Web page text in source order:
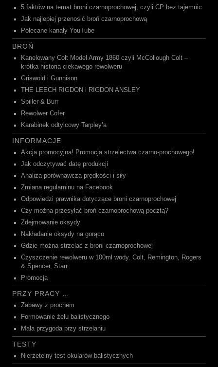
5 faktów na temat broni czarnoprochowej, czyli CP bez tajemnic
Jak najlepiej przenosić broń czarnoprochową
Polecane kanały YouTube
BROŃ
Kanelowany Colt Model Army 1860 czyli McCollough Colt –
krótka historia ciekawego rewolweru
Griswold i Gunnison
THE LEECH RIGDON i RIGDON ANSLEY
Spiller & Burr
Rewolwer Cofer
Karabinek odtylcowy Tarpley’a
INFORMACJE
Akcja promocyjna! Promocja strzelectwa czarno-prochowego!
Jak odczytywać datę produkcji
Analiza porównawcza prędkości i siły
Zmiana regulaminu na Facebook
Odpowiedzi prawnika dotyczące broni czarnoprochowej
Czy można przesyłać broń czarnoprochową pocztą?
Zdejmowanie oksydy
Nakładanie oksydy na gorąco
Gdzie można strzelać z broni czarnoprochowej
Czyszczenie rewolweru w 100ml wody. Colt, Remington, Rogers
& Spencer, Starr
Promocja
PRZY PRACY …
Zabawy z prochem
Formowanie żelu balistycznego
Mała przygoda przy strzelaniu
TESTY
Nierzetelny test okularów balistycznych